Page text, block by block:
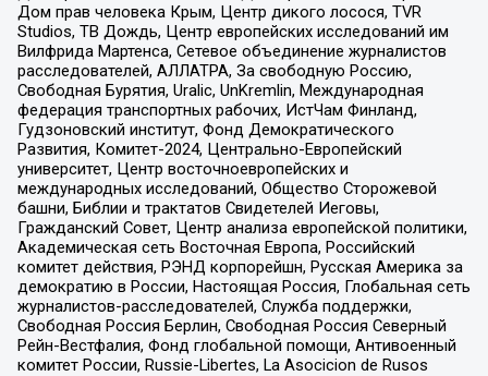
Дом прав человека Крым, Центр дикого лосося, TVR
Studios, ТВ Дождь, Центр европейских исследований им
Вилфрида Мартенса, Сетевое объединение журналистов
расследователей, АЛЛАТРА, За свободную Россию,
Свободная Бурятия, Uralic, UnKremlin, Международная
федерация транспортных рабочих, ИстЧам Финланд,
Гудзоновский институт, Фонд Демократического
Развития, Комитет-2024, Центрально-Европейский
университет, Центр восточноевропейских и
международных исследований, Общество Сторожевой
башни, Библии и трактатов Свидетелей Иеговы,
Гражданский Совет, Центр анализа европейской политики,
Академическая сеть Восточная Европа, Российский
комитет действия, РЭНД корпорейшн, Русская Америка за
демократию в России, Настоящая Россия, Глобальная сеть
журналистов-расследователей, Служба поддержки,
Свободная Россия Берлин, Свободная Россия Северный
Рейн-Вестфалия, Фонд глобальной помощи, Антивоенный
комитет России, Russie-Libertes, La Asocicion de Rusos